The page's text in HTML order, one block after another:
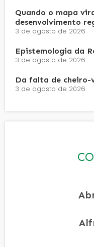
Quando o mapa
desenvolvimento
3 de agosto de 2026
Epistemologia da
3 de agosto de 2026
Da falta de cheiro-
3 de agosto de 2026